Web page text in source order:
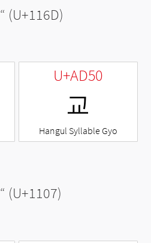
“ (U+116D)
U+AD50
교
Hangul Syllable Gyo
“ (U+1107)